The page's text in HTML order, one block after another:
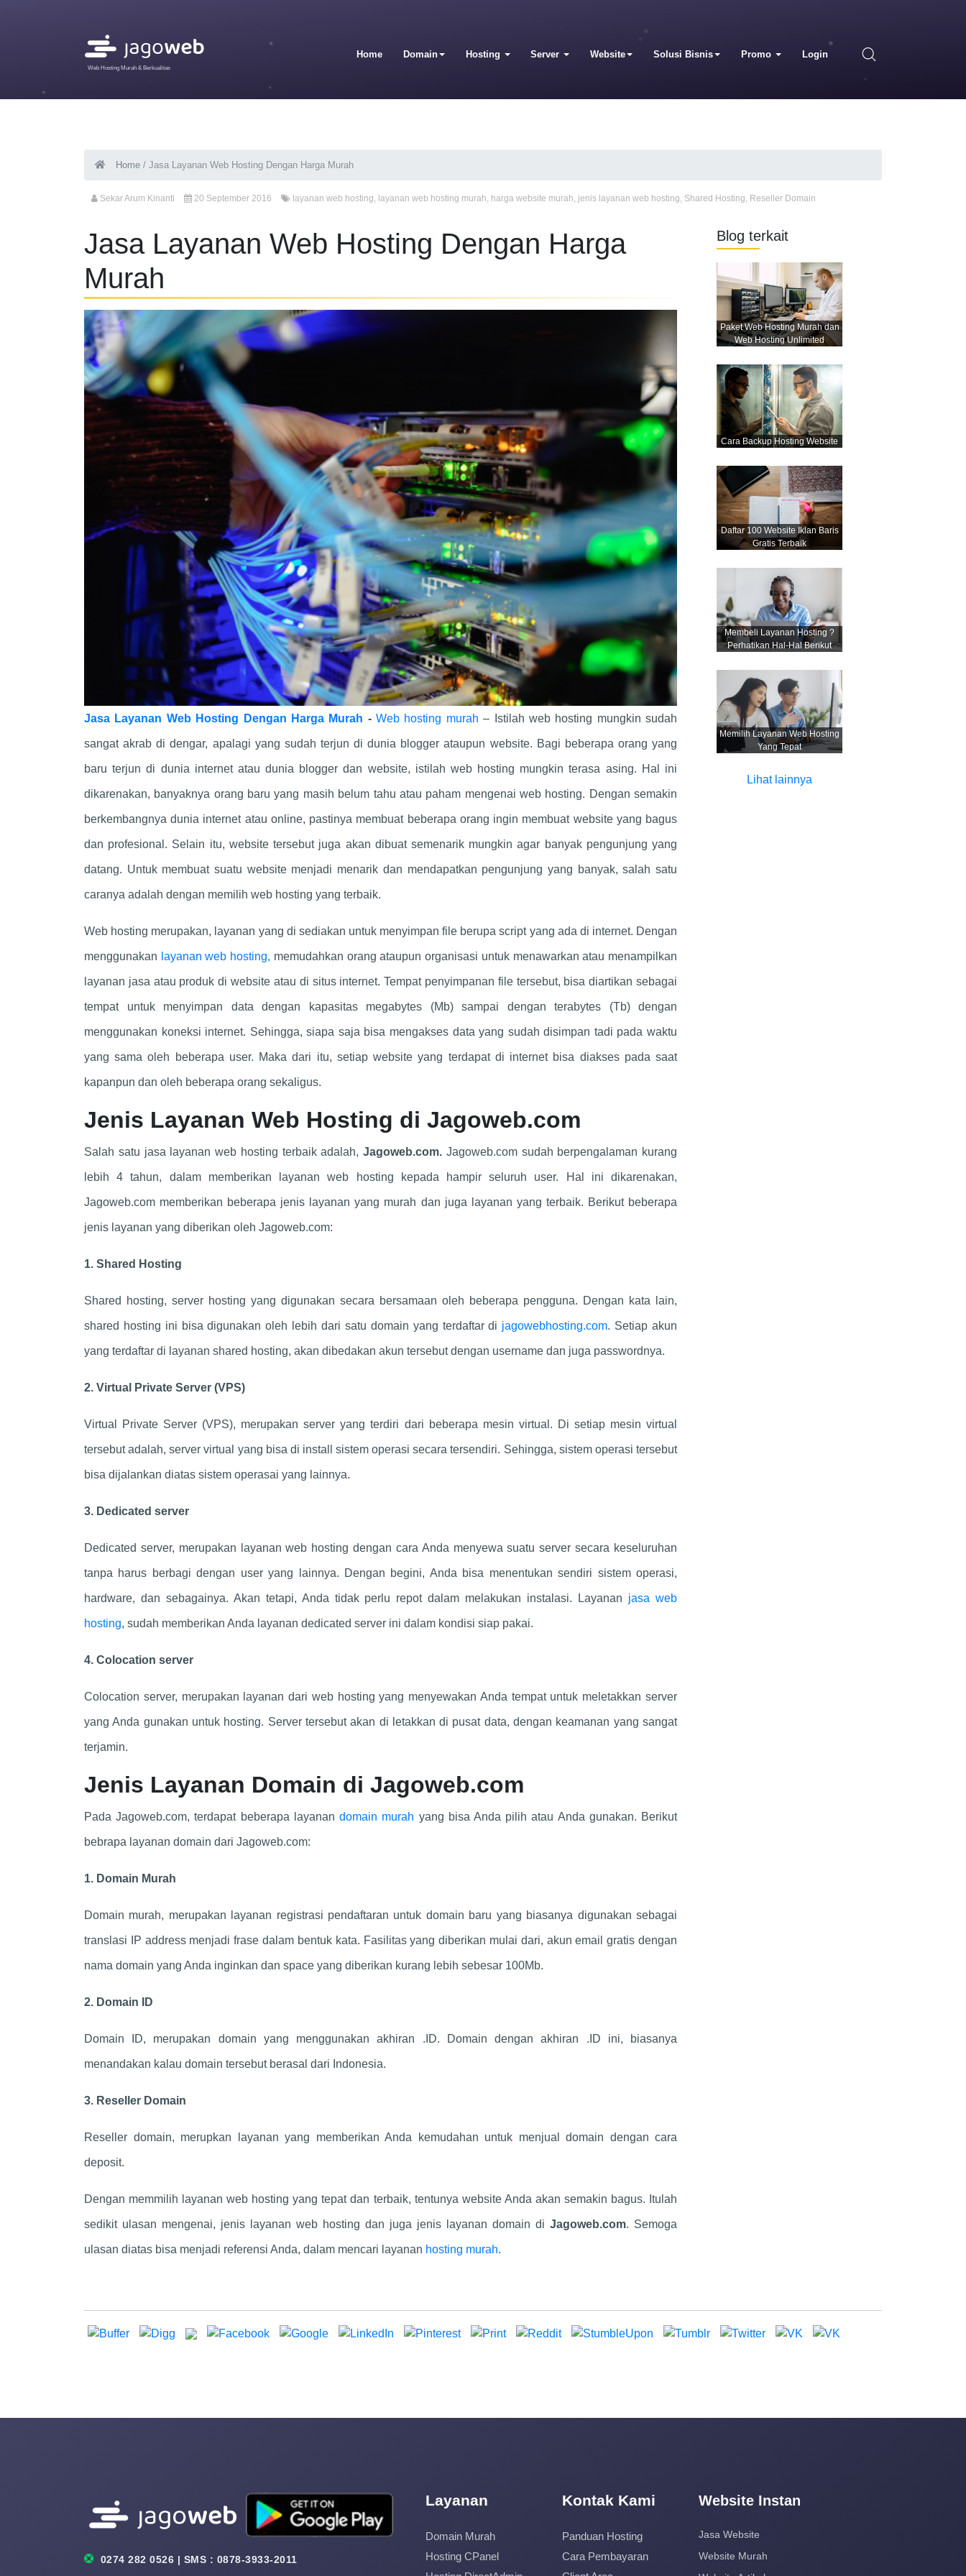
Web Hosting Murah & Berkualitas
Home Domain Hosting Server Website Solusi Bisnis Promo Login
Home / Jasa Layanan Web Hosting Dengan Harga Murah
Sekar Arum Kinanti 20 September 2016 layanan web hosting, layanan web hosting murah, harga website murah, jenis layanan web hosting, Shared Hosting, Reseller Domain
Jasa Layanan Web Hosting Dengan Harga
Murah
Jasa Layanan Web Hosting Dengan Harga Murah - Web hosting murah – Istilah web hosting mungkin sudah
sangat akrab di dengar, apalagi yang sudah terjun di dunia blogger ataupun website. Bagi beberapa orang yang
baru terjun di dunia internet atau dunia blogger dan website, istilah web hosting mungkin terasa asing. Hal ini
dikarenakan, banyaknya orang baru yang masih belum tahu atau paham mengenai web hosting. Dengan semakin
berkembangnya dunia internet atau online, pastinya membuat beberapa orang ingin membuat website yang bagus
dan profesional. Selain itu, website tersebut juga akan dibuat semenarik mungkin agar banyak pengunjung yang
datang. Untuk membuat suatu website menjadi menarik dan mendapatkan pengunjung yang banyak, salah satu
caranya adalah dengan memilih web hosting yang terbaik.
Web hosting merupakan, layanan yang di sediakan untuk menyimpan file berupa script yang ada di internet. Dengan
menggunakan layanan web hosting, memudahkan orang ataupun organisasi untuk menawarkan atau menampilkan
layanan jasa atau produk di website atau di situs internet. Tempat penyimpanan file tersebut, bisa diartikan sebagai
tempat untuk menyimpan data dengan kapasitas megabytes (Mb) sampai dengan terabytes (Tb) dengan
menggunakan koneksi internet. Sehingga, siapa saja bisa mengakses data yang sudah disimpan tadi pada waktu
yang sama oleh beberapa user. Maka dari itu, setiap website yang terdapat di internet bisa diakses pada saat
kapanpun dan oleh beberapa orang sekaligus.
Jenis Layanan Web Hosting di Jagoweb.com
Salah satu jasa layanan web hosting terbaik adalah, Jagoweb.com. Jagoweb.com sudah berpengalaman kurang
lebih 4 tahun, dalam memberikan layanan web hosting kepada hampir seluruh user. Hal ini dikarenakan,
Jagoweb.com memberikan beberapa jenis layanan yang murah dan juga layanan yang terbaik. Berikut beberapa
jenis layanan yang diberikan oleh Jagoweb.com:
1. Shared Hosting
Shared hosting, server hosting yang digunakan secara bersamaan oleh beberapa pengguna. Dengan kata lain,
shared hosting ini bisa digunakan oleh lebih dari satu domain yang terdaftar di jagowebhosting.com. Setiap akun
yang terdaftar di layanan shared hosting, akan dibedakan akun tersebut dengan username dan juga passwordnya.
2. Virtual Private Server (VPS)
Virtual Private Server (VPS), merupakan server yang terdiri dari beberapa mesin virtual. Di setiap mesin virtual
tersebut adalah, server virtual yang bisa di install sistem operasi secara tersendiri. Sehingga, sistem operasi tersebut
bisa dijalankan diatas sistem operasai yang lainnya.
3. Dedicated server
Dedicated server, merupakan layanan web hosting dengan cara Anda menyewa suatu server secara keseluruhan
tanpa harus berbagi dengan user yang lainnya. Dengan begini, Anda bisa menentukan sendiri sistem operasi,
hardware, dan sebagainya. Akan tetapi, Anda tidak perlu repot dalam melakukan instalasi. Layanan jasa web
hosting, sudah memberikan Anda layanan dedicated server ini dalam kondisi siap pakai.
4. Colocation server
Colocation server, merupakan layanan dari web hosting yang menyewakan Anda tempat untuk meletakkan server
yang Anda gunakan untuk hosting. Server tersebut akan di letakkan di pusat data, dengan keamanan yang sangat
terjamin.
Jenis Layanan Domain di Jagoweb.com
Pada Jagoweb.com, terdapat beberapa layanandomain murah yang bisa Anda pilih atau Anda gunakan. Berikut
bebrapa layanan domain dari Jagoweb.com:
1. Domain Murah
Domain murah, merupakan layanan registrasi pendaftaran untuk domain baru yang biasanya digunakan sebagai
translasi IP address menjadi frase dalam bentuk kata. Fasilitas yang diberikan mulai dari, akun email gratis dengan
nama domain yang Anda inginkan dan space yang diberikan kurang lebih sebesar 100Mb.
2. Domain ID
Domain ID, merupakan domain yang menggunakan akhiran .ID. Domain dengan akhiran .ID ini, biasanya
menandakan kalau domain tersebut berasal dari Indonesia.
3. Reseller Domain
Reseller domain, merupkan layanan yang memberikan Anda kemudahan untuk menjual domain dengan cara
deposit.
Dengan memmilih layanan web hosting yang tepat dan terbaik, tentunya website Anda akan semakin bagus. Itulah
sedikit ulasan mengenai, jenis layanan web hosting dan juga jenis layanan domain di Jagoweb.com. Semoga
ulasan diatas bisa menjadi referensi Anda, dalam mencari layanan hosting murah.
Blog terkait
Paket Web Hosting Murah dan
Web Hosting Unlimited
Cara Backup Hosting Website
Daftar 100 Website Iklan Baris
Gratis Terbaik
Membeli Layanan Hosting ?
Perhatikan Hal-Hal Berikut
Memilih Layanan Web Hosting
Yang Tepat
Lihat lainnya
0274 282 0526 | SMS : 0878-3933-2011
Layanan
Domain Murah
Hosting CPanel
Kontak Kami
Panduan Hosting
Cara Pembayaran
Website Instan
Jasa Website
Website Murah